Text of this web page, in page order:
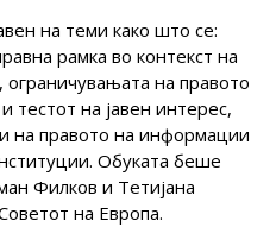
на теми како што се:
рамка во контекст на
на правото
на јавен интерес,
на правото на информации
Обуката беше
Филков и Тетијана
на Европа.